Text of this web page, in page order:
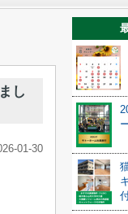
し
01-30